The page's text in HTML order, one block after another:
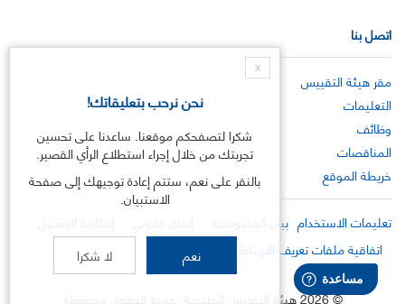
اتصل بنا
مقر هيئة التقييس
التعليمات
وظائف
المناقصات
خريطة الموقع
تعليمات الاستخدام بيان الخصوصية اتفاق قانوني
إمكانية الوصول
اتفاقية ملفات تعريف الارتباط
©
2026هيئة التقييس الخليجية .جميع الحقوق محفوظة
X
نحن نرحب بتعليقاتك!
شكرا لتصفحكم موقعنا. ساعدنا على تحسين
تجربتك من خلال إجراء استطلاع الرأي القصير.
بالنقر على نعم، ستتم إعادة توجيهك إلى صفحة
الاستبيان.
نعم لا شكرا